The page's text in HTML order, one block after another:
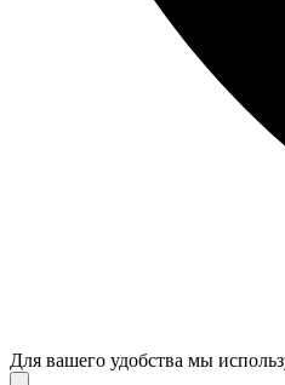
Для вашего удобства мы